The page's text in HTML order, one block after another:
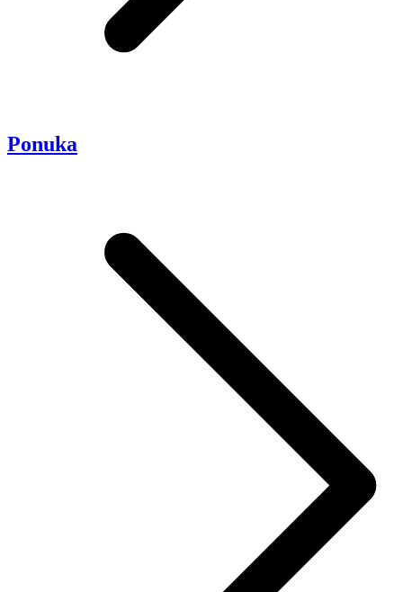
Ponuka